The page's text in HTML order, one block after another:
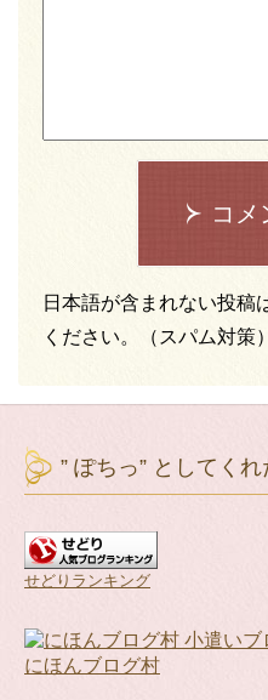
コメ
日本語が含まれない投稿
ください。（スパム対策）
” ぽちっ” としてく
せどりランキング
にほんブログ村